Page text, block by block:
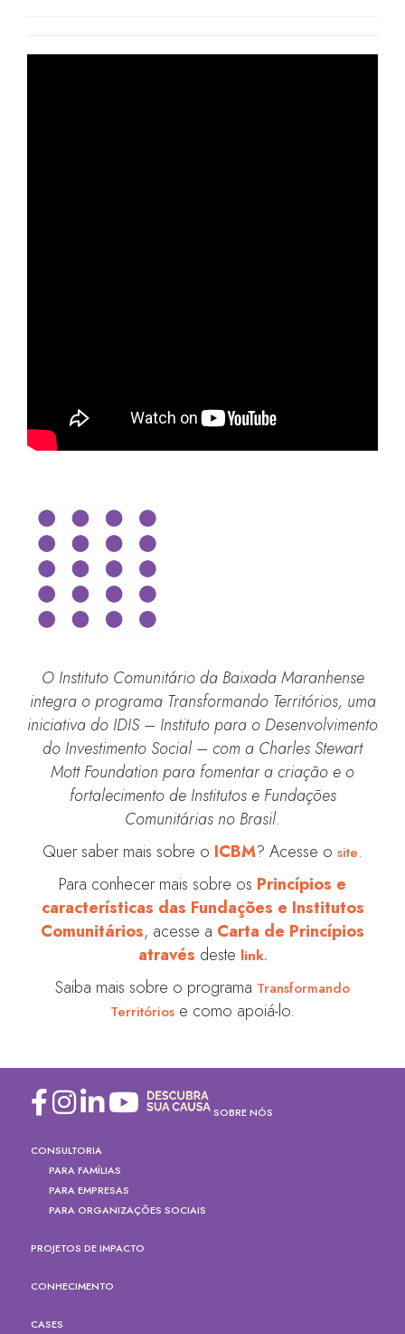
O Instituto Comunitário da Baixada Maranhense
integra o programa Transformando Territórios, uma
iniciativa do IDIS – Instituto para o Desenvolvimento
do Investimento Social – com a Charles Stewart
Mott Foundation para fomentar a criação e o
fortalecimento de Institutos e Fundações
Comunitárias no Brasil.
Quer saber mais sobre o ICBM? Acesse o site.
Para conhecer mais sobre os Princípios e
características das Fundações e Institutos
Comunitários, acesse a Carta de Princípios
através deste link.
Saiba mais sobre o programa Transformando
Territórios e como apoiá-lo.
SOBRE NÓS
CONSULTORIA
PARA FAMÍLIAS
PARA EMPRESAS
PARA ORGANIZAÇÕES SOCIAIS
PROJETOS DE IMPACTO
CONHECIMENTO
CASES